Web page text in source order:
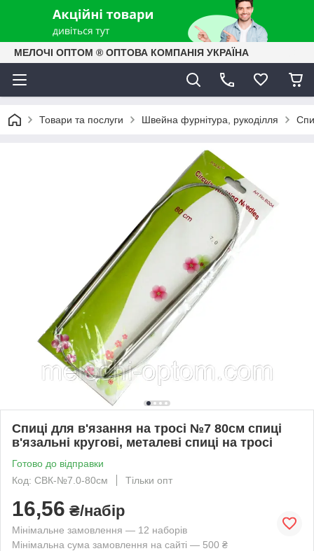
МЕЛОЧІ ОПТОМ ® ОПТОВА КОМПАНІЯ УКРАЇНА
Товари та послуги Швейна фурнітура, рукоділля
Спиці для в'язання на тросі №7 80см спиці
в'язальні кругові, металеві спиці на тросі
Готово до відправки
Код: СВК-№7.0-80см
Тільки опт
16,56 ₴/набір
Мінімальне замовлення — 12 наборів
Мінімальна сума замовлення на сайті — 500 ₴